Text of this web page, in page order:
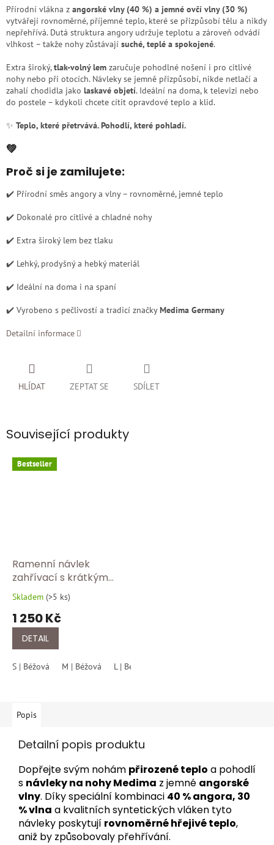
Přírodní vlákna z angorské vlny (40 %) a jemné ovčí vlny (30 %)
vytvářejí rovnoměrné, příjemné teplo, které se přizpůsobí tělu a nikdy
nepřehřívá. Dutá struktura angory udržuje teplotu a zároveň odvádí
vlhkost – takže nohy zůstávají suché, teplé a spokojené.
Extra široký,tlak-volný lem zaručuje pohodlné nošení i pro citlivé
nohy nebo při otocích. Návleky se jemně přizpůsobí, nikde netlačí a
zahalí chodidla jako laskavé objetí. Ideální na doma, k televizi nebo
do postele – kdykoli chcete cítit opravdové teplo a klid.
✨ Teplo, které přetrvává. Pohodlí, které pohladí.
💚
Proč si je zamilujete:
✔️ Přírodní směs angory a vlny – rovnoměrné, jemné teplo
✔️ Dokonalé pro citlivé a chladné nohy
✔️ Extra široký lem bez tlaku
✔️ Lehký, prodyšný a hebký materiál
✔️ Ideální na doma i na spaní
✔️ Vyrobeno s pečlivostí a tradicí značkyMedima Germany
Detailní informace
ZEPTAT SE
HLÍDAT SDÍLET
Související produkty
Bestseller
Ramenní návlek
zahřívací s krátkým
rukávem Medima Hřejivý
návlek na ramena
Medima – přírodní
ochrana ramen a šíje
Průměrné
produktu
5,0
5
Skladem (>5 ks)
1 250 Kč
DETAIL
S | Béžová M | Béžová L | Béžová
Popis
Detailní popis produktu
Dopřejte svým nohám přirozené teplo a pohodlí
s návleky na nohy Medima z jemné angorské
vlny. Díky speciální kombinaci 40 % angora, 30
% vlna a kvalitních syntetických vláken tyto
návleky poskytují rovnoměrné hřejivé teplo,
aniž by způsobovaly přehřívání.